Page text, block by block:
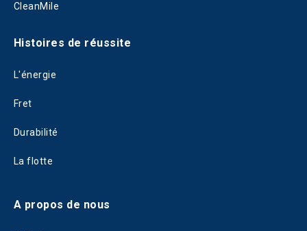
CleanMile
Histoires de réussite
L'énergie
Fret
Durabilité
La flotte
A propos de nous